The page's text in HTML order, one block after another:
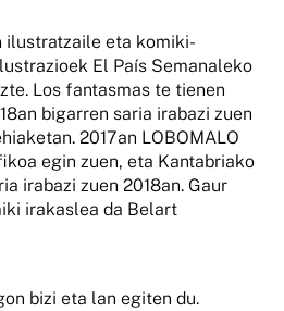
ilustratzaile eta komiki-
El País Semanaleko
Los fantasmas te tienen
bigarren saria irabazi zuen
2017an LOBOMALO
egin zuen, eta Kantabriako
irabazi zuen 2018an. Gaur
irakaslea da Belart
bizi eta lan egiten du.